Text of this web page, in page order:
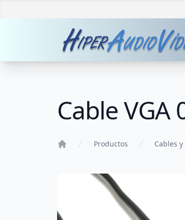
Cable VGA
Productos Cables